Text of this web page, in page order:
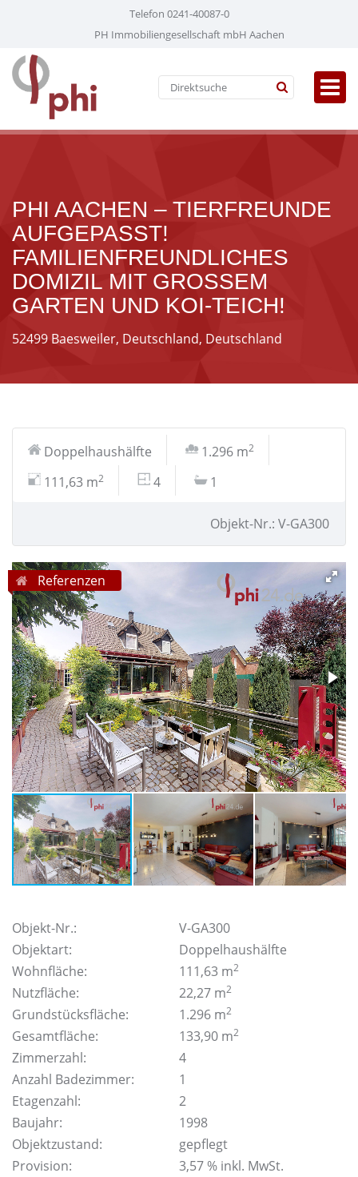
Telefon 0241-40087-0
PH Immobiliengesellschaft mbH Aachen
PHI AACHEN – TIERFREUNDE
AUFGEPASST!
FAMILIENFREUNDLICHES
DOMIZIL MIT GROSSEM G
ARTEN UND KOI-TEICH!
52499 Baesweiler, Deutschland, Deutschland
Doppelhaushälfte 1.296 m2
111,63 m2 4 1
Objekt-Nr.: V-GA300
Referenzen
Objekt-Nr.:
V-GA300
Objektart:
Doppelhaushälfte
Wohnfläche:
111,63 m2
Nutzfläche: 22,27 m2
Grundstücksfläche: 1.296 m2
Gesamtfläche: 133,90 m2
Zimmerzahl:
4
Anzahl Badezimmer:
1
Etagenzahl:
2
Baujahr:
1998
Objektzustand:
gepflegt
Provision:
3,57 % inkl. MwSt.